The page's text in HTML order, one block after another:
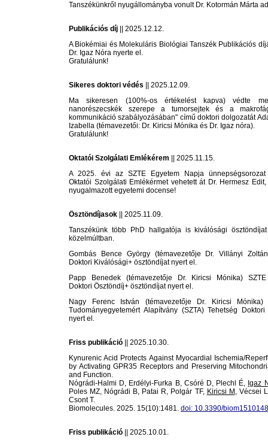
Tanszékünkről nyugállományba vonult Dr. Kotormán Márta
Publikációs díj || 2025.12.12.
A Biokémiai és Molekuláris Biológiai Tanszék Publikációs
Dr. Igaz Nóra nyerte el.
Gratulálunk!
Sikeres doktori védés || 2025.12.09.
Ma sikeresen (100%-os értékelést kapva) védte
nanorészecskék szerepe a tumorsejtek és a
kommunikáció szabályozásában" című doktori dolgozatát
Izabella (témavezetői: Dr. Kiricsi Mónika és Dr. Igaz nóra).
Gratulálunk!
Oktatói Szolgálati Emlékérem || 2025.11.15.
A 2025. évi az SZTE Egyetem Napja ünnepségsorozat
Oktatói Szolgálati Emlékérmet vehetett át Dr. Hermesz
nyugalmazott egyetemi docense!
Ösztöndíjasok || 2025.11.09.
Tanszékünk több PhD hallgatója is kiválósági
közelmúltban.
Gombás Bence György (témavezetője Dr. Villányi
Doktori Kiválósági+ ösztöndíjat nyert el.
Papp Benedek (témavezetője Dr. Kiricsi Mónika)
Doktori Ösztöndíj+ ösztöndíjat nyert el.
Nagy Ferenc István (témavezetője Dr. Kiricsi
Tudományegyetemért Alapítvány (SZTA) Tehetség Doktori
nyert el.
Friss publikáció || 2025.10.30.
Kynurenic Acid Protects Against Myocardial Ischemia/
by Activating GPR35 Receptors and Preserving
and Function.
Nógrádi-Halmi D, Erdélyi-Furka B, Csóré D, Plechl É, Igaz
Poles MZ, Nógrádi B, Patai R, Polgár TF, Kiricsi M , Vécsei
Csont T.
Biomolecules. 2025. 15(10):1481. doi: 10.3390/
Friss publikáció || 2025.10.01.